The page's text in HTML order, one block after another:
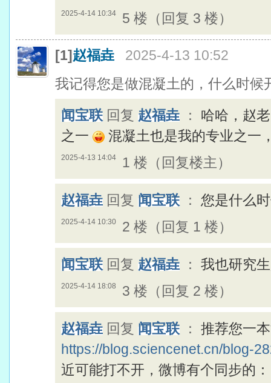
2025-4-14 10:34 5 楼（回复 3 楼）
[1]赵福垚
2025-4-13 10:52
我记得您是做混凝土的，什么时候
闻宝联 回复 赵福垚 ： 哈哈，赵
之一
混凝土也是我的专业之一
2025-4-13 14:04 1 楼（回复楼主）
赵福垚 回复 闻宝联 ： 您是什么
2025-4-14 10:30 2 楼（回复 1 楼）
闻宝联 回复 赵福垚 ： 我也研究
2025-4-14 18:08 3 楼（回复 2 楼）
赵福垚 回复 闻宝联 ： 推荐您一
https://blog.sciencenet.cn/blog-
近可能打不开，微博有个同步的：